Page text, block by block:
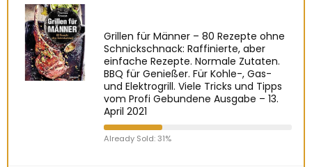
Grillen für Männer – 80 Rezepte ohne
Schnickschnack: Raffinierte, aber
einfache Rezepte. Normale Zutaten.
BBQ für Genießer. Für Kohle-, Gas-
und Elektrogrill. Viele Tricks und Tipps
vom Profi Gebundene Ausgabe – 13.
April 2021
Already Sold: 31%